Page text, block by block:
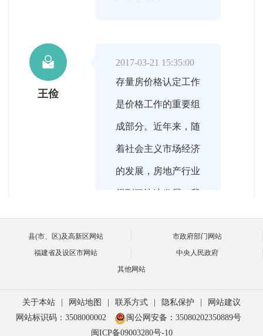

王俭
2017-03-21 15:35:00
存量房价格认定工作
是价格工作的重要组
成部分。近年来，随
着社会主义市场经济
的发展，房地产行业
得到了快速发展，我
也得到了长足的发
政策的支持下，我市
的存量房交易特别的
县(市、区)及高新区网站
市政府部门网站
福建省及设区市网站
中央人民政府
其他网站
关于本站 网站地图 联系方式 隐私保护
网站建议
网站标识码：3508000002
闽公网安备：35080202350889号
闽ICP备09003280号-10